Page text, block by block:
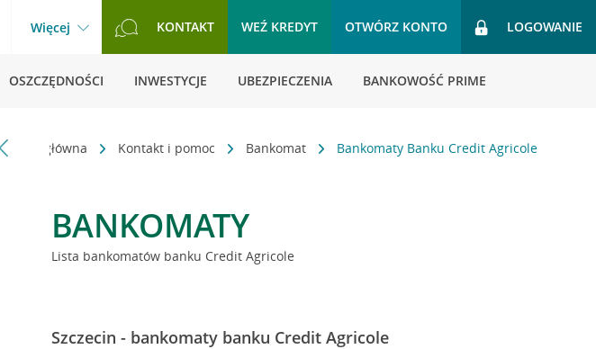
Więcej KONTAKT WEŹ KREDYT OTWÓRZ KONTO LOGOWANIE
OSZCZĘDNOŚCI INWESTYCJE UBEZPIECZENIA BANKOWOŚĆ PRIME
Strona główna Kontakt i pomoc Bankomat Bankomaty Banku Credit Agricole
BANKOMATY
Lista bankomatów banku Credit Agricole
Szczecin - bankomaty banku Credit Agricole